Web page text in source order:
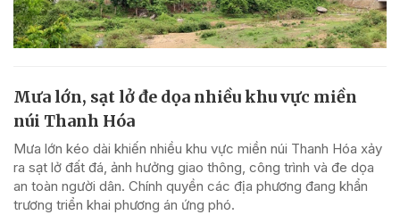
Mưa lớn, sạt lở đe dọa nhiều khu vực miền
núi Thanh Hóa
Mưa lớn kéo dài khiến nhiều khu vực miền núi Thanh Hóa xảy
ra sạt lở đất đá, ảnh hưởng giao thông, công trình và đe dọa
an toàn người dân. Chính quyền các địa phương đang khẩn
trương triển khai phương án ứng phó.